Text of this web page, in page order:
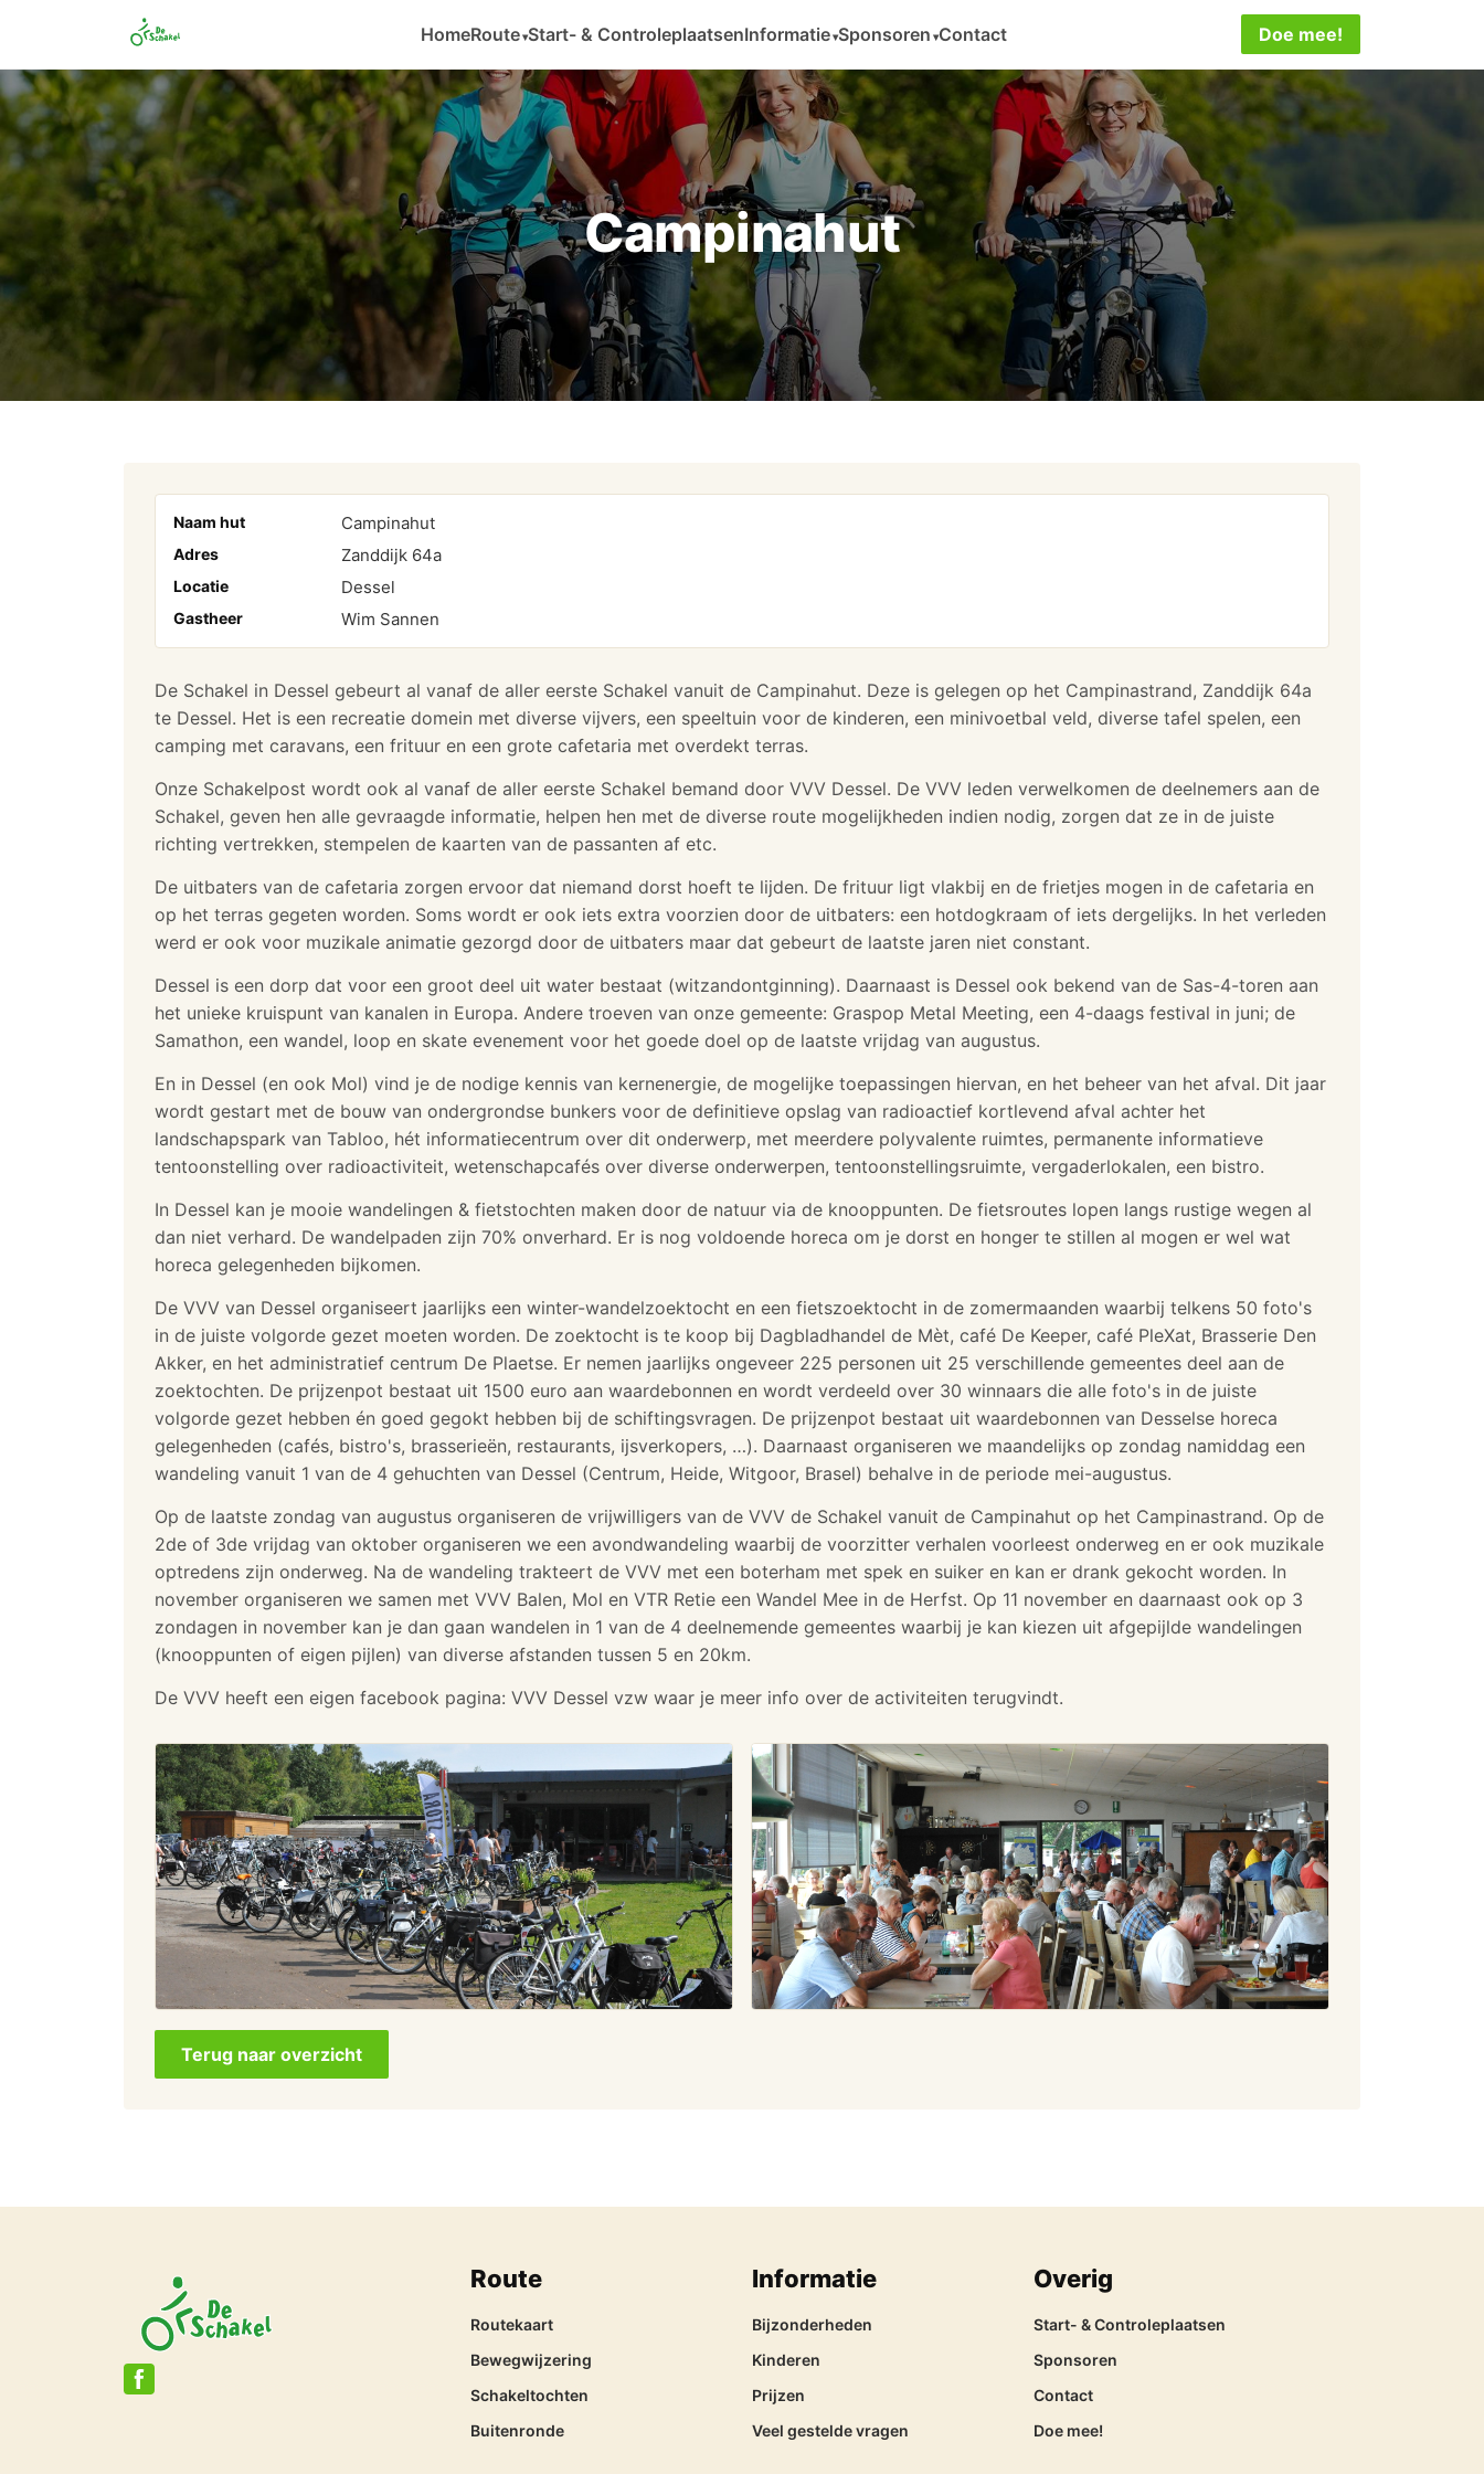
HomeRoute Start- & ControleplaatsenInformatie Sponsoren Contact Doe mee!
Campinahut
Naam hut Campinahut
Adres Zanddijk 64a
Locatie Dessel
Gastheer Wim Sannen
De Schakel in Dessel gebeurt al vanaf de aller eerste Schakel vanuit de Campinahut. Deze is gelegen op het Campinastrand, Zanddijk 64a
te Dessel. Het is een recreatie domein met diverse vijvers, een speeltuin voor de kinderen, een minivoetbal veld, diverse tafel spelen, een
camping met caravans, een frituur en een grote cafetaria met overdekt terras.
Onze Schakelpost wordt ook al vanaf de aller eerste Schakel bemand door VVV Dessel. De VVV leden verwelkomen de deelnemers aan de
Schakel, geven hen alle gevraagde informatie, helpen hen met de diverse route mogelijkheden indien nodig, zorgen dat ze in de juiste
richting vertrekken, stempelen de kaarten van de passanten af etc.
De uitbaters van de cafetaria zorgen ervoor dat niemand dorst hoeft te lijden. De frituur ligt vlakbij en de frietjes mogen in de cafetaria en
op het terras gegeten worden. Soms wordt er ook iets extra voorzien door de uitbaters: een hotdogkraam of iets dergelijks. In het verleden
werd er ook voor muzikale animatie gezorgd door de uitbaters maar dat gebeurt de laatste jaren niet constant.
Dessel is een dorp dat voor een groot deel uit water bestaat (witzandontginning). Daarnaast is Dessel ook bekend van de Sas-4-toren aan
het unieke kruispunt van kanalen in Europa. Andere troeven van onze gemeente: Graspop Metal Meeting, een 4-daags festival in juni; de
Samathon, een wandel, loop en skate evenement voor het goede doel op de laatste vrijdag van augustus.
En in Dessel (en ook Mol) vind je de nodige kennis van kernenergie, de mogelijke toepassingen hiervan, en het beheer van het afval. Dit jaar
wordt gestart met de bouw van ondergrondse bunkers voor de definitieve opslag van radioactief kortlevend afval achter het
landschapspark van Tabloo, hét informatiecentrum over dit onderwerp, met meerdere polyvalente ruimtes, permanente informatieve
tentoonstelling over radioactiviteit, wetenschapcafés over diverse onderwerpen, tentoonstellingsruimte, vergaderlokalen, een bistro.
In Dessel kan je mooie wandelingen & fietstochten maken door de natuur via de knooppunten. De fietsroutes lopen langs rustige wegen al
dan niet verhard. De wandelpaden zijn 70% onverhard. Er is nog voldoende horeca om je dorst en honger te stillen al mogen er wel wat
horeca gelegenheden bijkomen.
De VVV van Dessel organiseert jaarlijks een winter-wandelzoektocht en een fietszoektocht in de zomermaanden waarbij telkens 50 foto's
in de juiste volgorde gezet moeten worden. De zoektocht is te koop bij Dagbladhandel de Mèt, café De Keeper, café PleXat, Brasserie Den
Akker, en het administratief centrum De Plaetse. Er nemen jaarlijks ongeveer 225 personen uit 25 verschillende gemeentes deel aan de
zoektochten. De prijzenpot bestaat uit 1500 euro aan waardebonnen en wordt verdeeld over 30 winnaars die alle foto's in de juiste
volgorde gezet hebben én goed gegokt hebben bij de schiftingsvragen. De prijzenpot bestaat uit waardebonnen van Desselse horeca
gelegenheden (cafés, bistro's, brasserieën, restaurants, ijsverkopers, …). Daarnaast organiseren we maandelijks op zondag namiddag een
wandeling vanuit 1 van de 4 gehuchten van Dessel (Centrum, Heide, Witgoor, Brasel) behalve in de periode mei-augustus.
Op de laatste zondag van augustus organiseren de vrijwilligers van de VVV de Schakel vanuit de Campinahut op het Campinastrand. Op de
2de of 3de vrijdag van oktober organiseren we een avondwandeling waarbij de voorzitter verhalen voorleest onderweg en er ook muzikale
optredens zijn onderweg. Na de wandeling trakteert de VVV met een boterham met spek en suiker en kan er drank gekocht worden. In
november organiseren we samen met VVV Balen, Mol en VTR Retie een Wandel Mee in de Herfst. Op 11 november en daarnaast ook op 3
zondagen in november kan je dan gaan wandelen in 1 van de 4 deelnemende gemeentes waarbij je kan kiezen uit afgepijlde wandelingen
(knooppunten of eigen pijlen) van diverse afstanden tussen 5 en 20km.
De VVV heeft een eigen facebook pagina: VVV Dessel vzw waar je meer info over de activiteiten terugvindt.
Terug naar overzicht
Route
Routekaart
Bewegwijzering
Schakeltochten
Buitenronde
Informatie
Bijzonderheden
Kinderen
Prijzen
Veel gestelde vragen
Overig
Start- & Controleplaatsen
Sponsoren
Contact
Doe mee!